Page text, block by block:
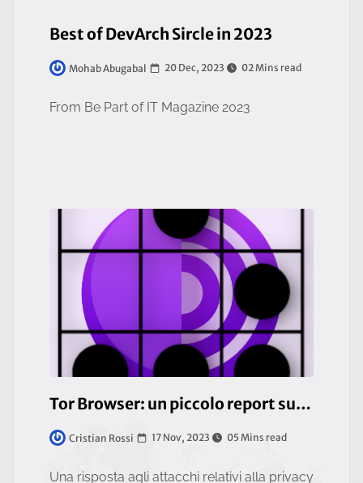
Best of DevArch Sircle in 2023
Mohab Abugabal 20 Dec, 2023 02 Mins read
From Be Part of IT Magazine 2023
Tor Browser: un piccolo report sulle problematiche relative alla privacy
Cristian Rossi 17 Nov, 2023 05 Mins read
Una risposta agli attacchi relativi alla privacy